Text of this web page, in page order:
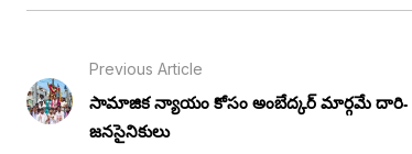
Previous Article
సామాజిక న్యాయం కోసం అంబేద్కర్ మార్గమే దారి-
జనసైనికులు